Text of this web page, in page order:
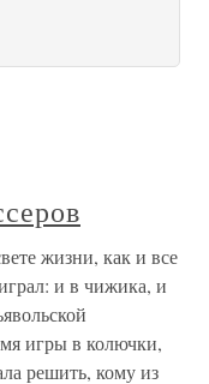
жизни, как и все
и в чижика, и
игры в колючки,
решить, кому из